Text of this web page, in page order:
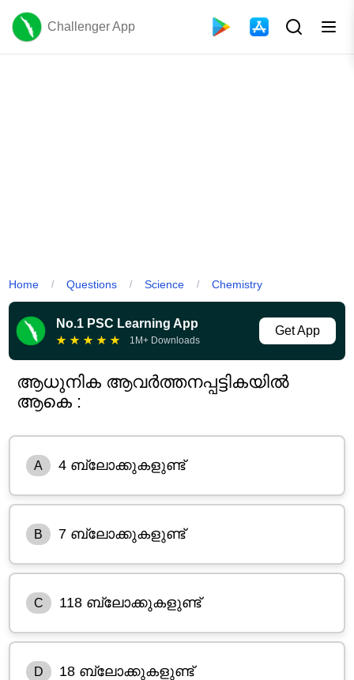
Challenger App
Home / Questions / Science / Chemistry
No.1 PSC Learning App
★ ★ ★ ★ ★ 1M+ Downloads
Get App
ആധുനിക ആവർത്തനപ്പട്ടികയിൽ
ആകെ :
A 4 ബ്ലോക്കുകളുണ്ട്
B 7 ബ്ലോക്കുകളുണ്ട്
C 118 ബ്ലോക്കുകളുണ്ട്
D 18 ബ്ലോക്കുകളുണ്ട്